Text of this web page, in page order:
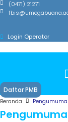
(0471) 21271
Login Operator
Daftar PMB
Beranda